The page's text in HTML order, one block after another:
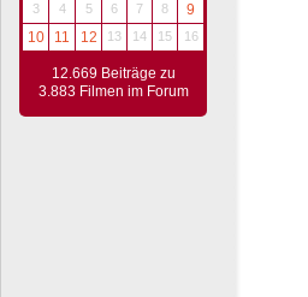
3
4 5 6 7 8
9
10
11 12 13 14 15 16
12.669 Beiträge zu
3.883 Filmen im Forum